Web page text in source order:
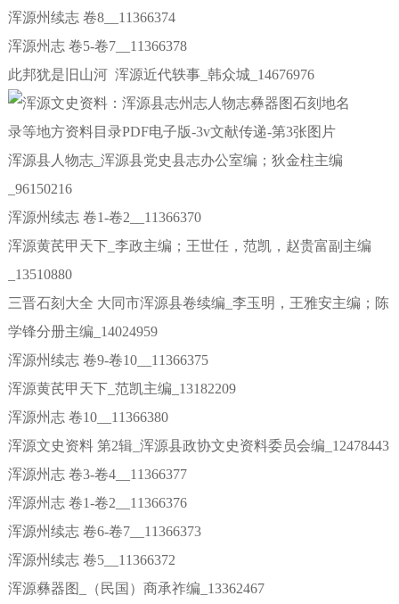
浑源州续志 卷8__11366374
浑源州志 卷5-卷7__11366378
此邦犹是旧山河 浑源近代轶事_韩众城_14676976
浑源县人物志_浑源县党史县志办公室编；狄金柱主编
_96150216
浑源州续志 卷1-卷2__11366370
浑源黄芪甲天下_李政主编；王世任，范凯，赵贵富副主编
_13510880
三晋石刻大全 大同市浑源县卷续编_李玉明，王雅安主编；陈
学锋分册主编_14024959
浑源州续志 卷9-卷10__11366375
浑源黄芪甲天下_范凯主编_13182209
浑源州志 卷10__11366380
浑源文史资料 第2辑_浑源县政协文史资料委员会编_12478443
浑源州志 卷3-卷4__11366377
浑源州志 卷1-卷2__11366376
浑源州续志 卷6-卷7__11366373
浑源州续志 卷5__11366372
浑源彝器图_（民国）商承祚编_13362467